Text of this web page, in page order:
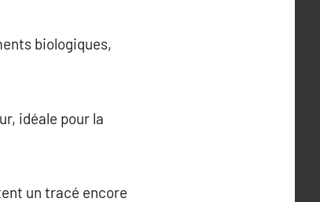
biologiques,
idéale pour la
un tracé encore